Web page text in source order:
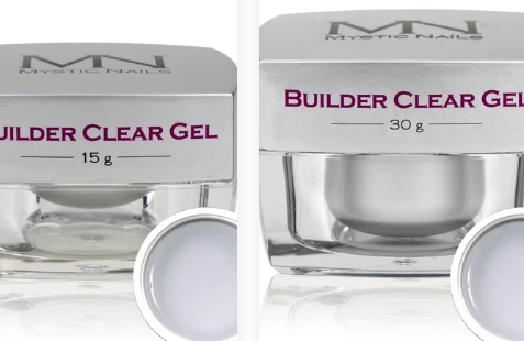
Gel. Как и Deluxe
Gel, Deluxe Natural Gel
является однофазным гелем,
лепить его на
ногтя без использования
либо прозрачного геля под
высыхает, а также
прилипает к
подготовленному
ногтю. Ваяние
гелевых ногтей
не было таким простым и
сравнению с более темным
розоватым цветом геля Deluxe
также является однофазным гелем,
что означает, что мы можем
непосредственно лепить его на
какого-либо прозрачного геля под
ним. Полностью высыхает, а также
великолепно прилипает к
правильно подготовленному
натуральному ногтю. Ваяние
обнаженных гелевых ногтей
никогда не было таким простым и
быстрым.